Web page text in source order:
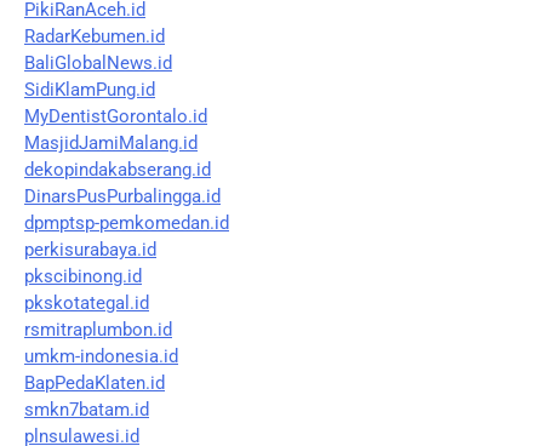
PikiRanAceh.id
RadarKebumen.id
BaliGlobalNews.id
SidiKlamPung.id
MyDentistGorontalo.id
MasjidJamiMalang.id
dekopindakabserang.id
DinarsPusPurbalingga.id
dpmptsp-pemkomedan.id
perkisurabaya.id
pkscibinong.id
pkskotategal.id
rsmitraplumbon.id
umkm-indonesia.id
BapPedaKlaten.id
smkn7batam.id
plnsulawesi.id